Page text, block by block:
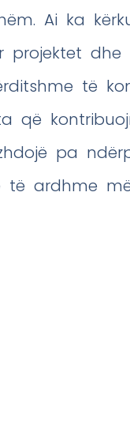
Ai ka
projektet
të
që
pa
të ardhme